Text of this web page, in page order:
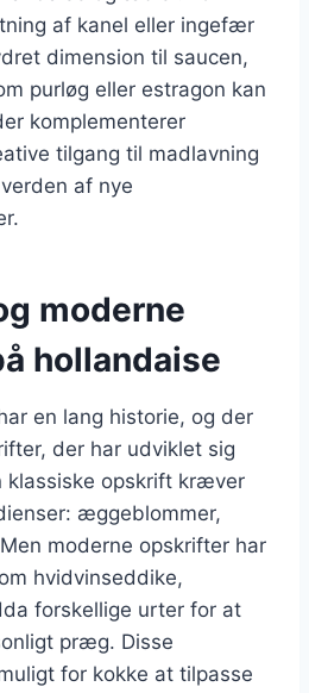
af kanel eller ingefær
dimension til saucen,
purløg eller estragon kan
komplementerer
tilgang til madlavning
af nye
moderne
hollandaise
en lang historie, og der
der har udviklet sig
klassiske opskrift kræver
æggeblommer,
moderne opskrifter har
hvidvinseddike,
forskellige urter for at
præg. Disse
for kokke at tilpasse